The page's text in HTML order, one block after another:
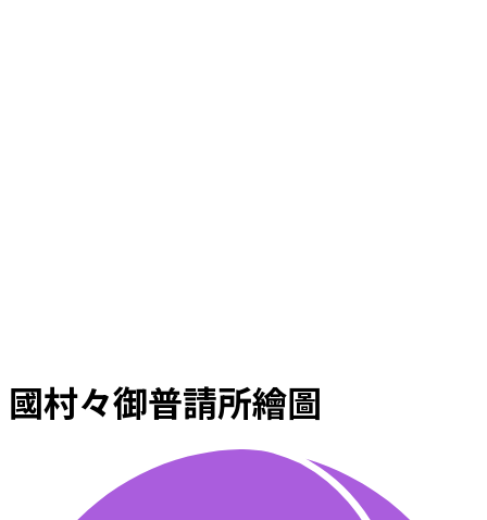
國村々御普請所繪圖